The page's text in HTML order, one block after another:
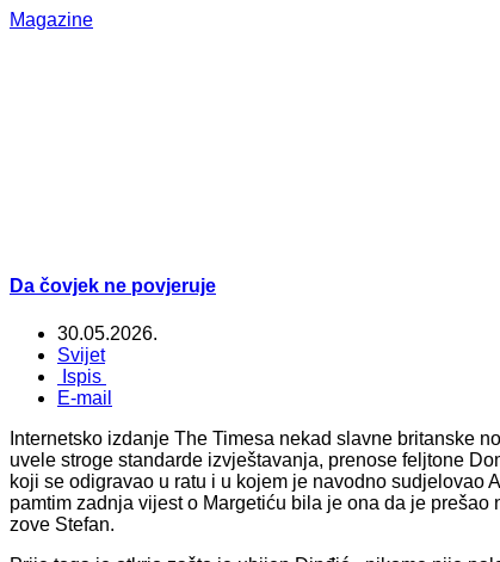
Magazine
Da čovjek ne povjeruje
30.05.2026.
Svijet
Ispis
E-mail
Internetsko izdanje The Timesa nekad slavne britanske
uvele stroge standarde izvještavanja, prenose feljtone
koji se odigravao u ratu i u kojem je navodno sudjelovao
pamtim zadnja vijest o Margetiću bila je ona da je
zove Stefan.